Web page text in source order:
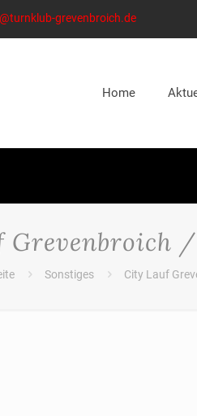
grevenbroich.de
Home
Grevenbroich /
Sonstiges City Lauf